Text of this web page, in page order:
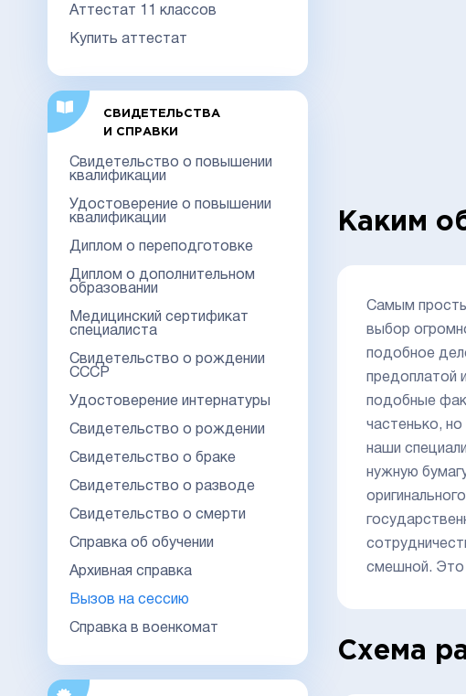
Аттестат 11 классов
Купить аттестат
СВИДЕТЕЛЬСТВА
И СПРАВКИ
Свидетельство о повышении
квалификации
Удостоверение о повышении
квалификации
Диплом о переподготовке
Диплом о дополнительном
образовании
Медицинский сертификат
специалиста
Свидетельство о рождении
СССР
Удостоверение интернатуры
Свидетельство о рождении
Свидетельство о браке
Свидетельство о разводе
Свидетельство о смерти
Справка об обучении
Архивная справка
Вызов на сессию
Справка в военкомат
Каким
Самым
выбор
подобное
предоплатой
подобные
частенько,
наши
нужную
смешной. Это
Схема